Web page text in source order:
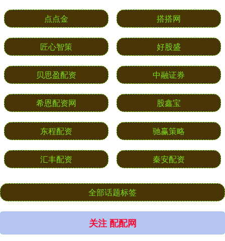
点点金 搭搭网
匠心智策 好股盛
贝思盈配资 中融证券
希恩配资网 股鑫宝
东程配资 驰赢策略
汇丰配资 秦安配资
全部话题标签
关注 配配网